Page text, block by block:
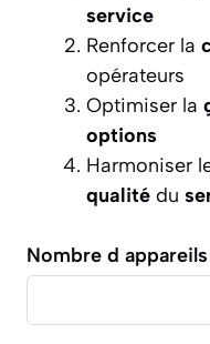
service
Renforcer la
opérateurs
Optimiser la
options
Harmoniser
qualité du
Nombre d